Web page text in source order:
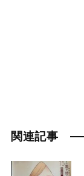
関連記事